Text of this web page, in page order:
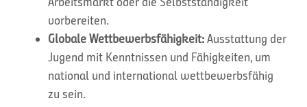
vorbereiten.
Globale Wettbewerbsfähigkeit:Ausstattung der
Jugend mit Kenntnissen und Fähigkeiten, um
national und international wettbewerbsfähig
zu sein.